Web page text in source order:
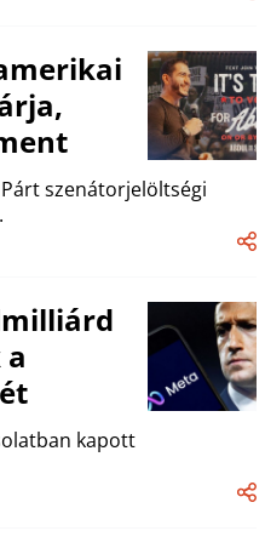
szenátorjelöltségi
kapott